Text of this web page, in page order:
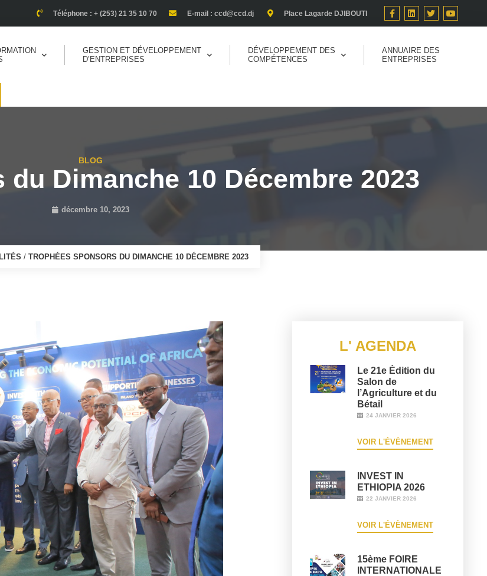
Téléphone : + (253) 21 35 10 70 E-mail : ccd@ccd.dj Place Lagarde DJIBOUTI
GESTION ET DÉVELOPPEMENT
D’ENTREPRISES
DÉVELOPPEMENT DES
COMPÉTENCES
ANNUAIRE DES
ENTREPRISES
BLOG
Dimanche 10 Décembre 2023
décembre 10, 2023
/ TROPHÉES SPONSORS DU DIMANCHE 10 DÉCEMBRE 2023
L' AGENDA
Le 21e Édition du
Salon de
l’Agriculture et du
Bétail
24 JANVIER 2026
VOIR L'ÉVÈNEMENT
INVEST IN
ETHIOPIA 2026
22 JANVIER 2026
VOIR L'ÉVÈNEMENT
15ème FOIRE
INTERNATIONALE